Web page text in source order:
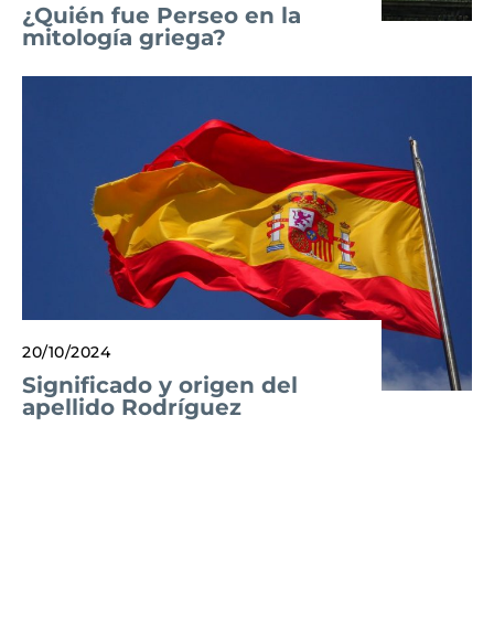
¿Quién fue Perseo en la
mitología griega?
20/10/2024
Significado y origen del
apellido Rodríguez